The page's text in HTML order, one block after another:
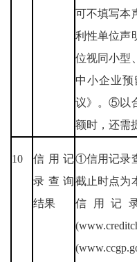
可不填写本
利性单位声
位视同小型
中小企业
议》。⑤以
额时，还需
10
信用记
录查询
结果
①信用记录
截止时点为
信用记